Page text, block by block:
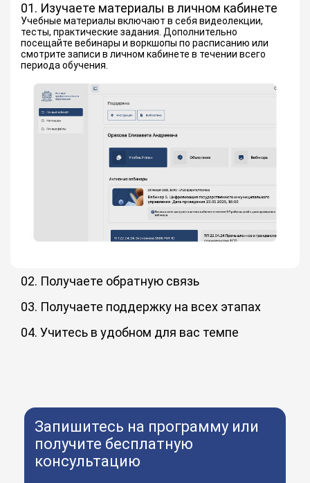
01. Изучаете материалы в личном кабинете
Учебные материалы включают в себя видеолекции,
тесты, практические задания. Дополнительно
посещайте вебинары и воркшопы по расписанию или
смотрите записи в личном кабинете в течении всего
периода обучения.
02. Получаете обратную связь
связь по заданиям и на вебинарах. Обмениваетесь
опытом с одногруппниками в чате и становитесь частью
комьюнити.
03. Получаете поддержку на всех этапах
выпуска: помогут разобраться в личном кабинете,
сложных темах курса обучения, получить ответы и
04. Учитесь в удобном для вас темпе
Запишитесь на программу или
получите бесплатную
консультацию